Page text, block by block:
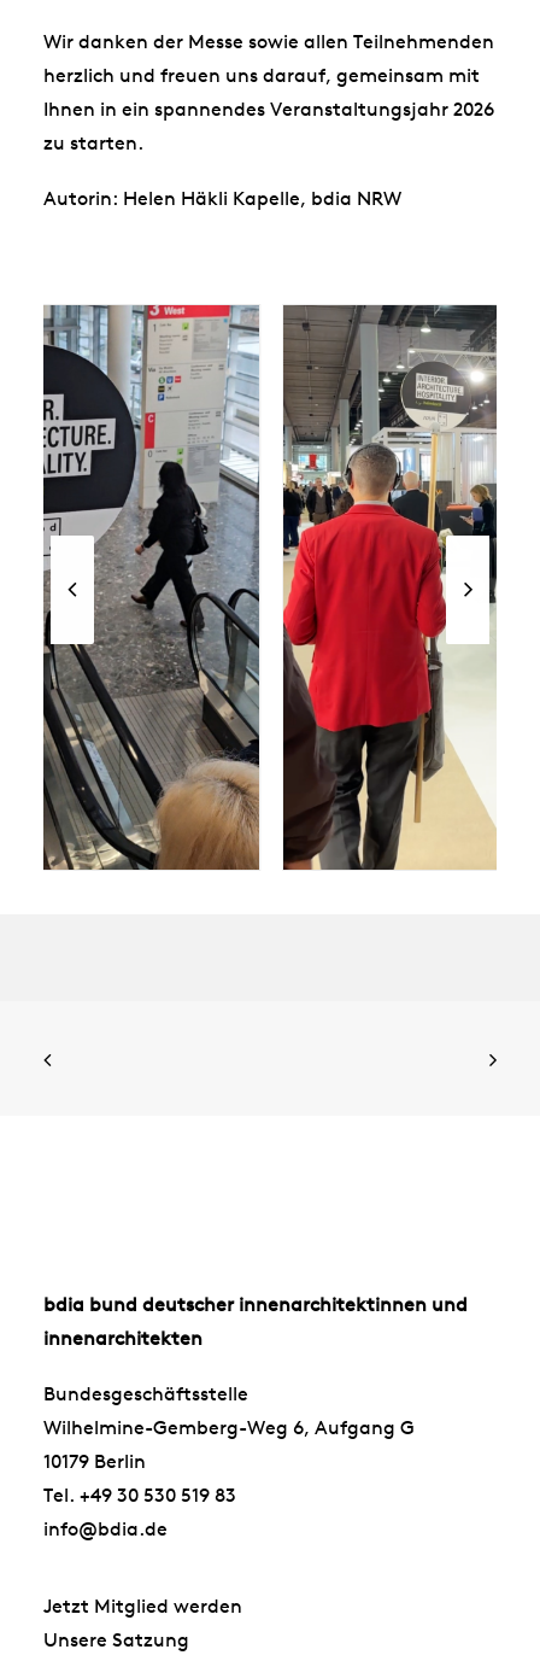
Wir danken der Messe sowie allen Teilnehmenden
herzlich und freuen uns darauf, gemeinsam mit
Ihnen in ein spannendes Veranstaltungsjahr 2026
zu starten.
Autorin: Helen Häkli Kapelle, bdia NRW
bdia bund deutscher innenarchitektinnen und
innenarchitekten
Bundesgeschäftsstelle
Wilhelmine-Gemberg-Weg 6, Aufgang G
10179 Berlin
Tel. +49 30 530 519 83
info@bdia.de
Jetzt Mitglied werden
Unsere Satzung